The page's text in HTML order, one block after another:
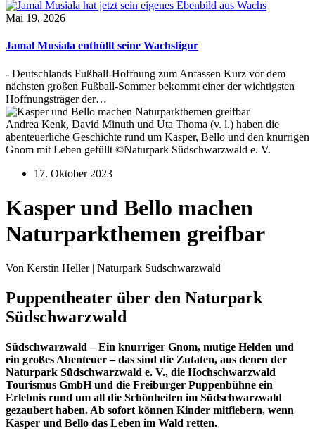
Mai 19, 2026
Jamal Musiala enthüllt seine Wachsfigur
- Deutschlands Fußball-Hoffnung zum Anfassen Kurz vor dem
nächsten großen Fußball-Sommer bekommt einer der wichtigsten
Hoffnungsträger der…
Andrea Kenk, David Minuth und Uta Thoma (v. l.) haben die
abenteuerliche Geschichte rund um Kasper, Bello und den knurrigen
Gnom mit Leben gefüllt ©Naturpark Südschwarzwald e. V.
17. Oktober 2023
Kasper und Bello machen
Naturparkthemen greifbar
Von Kerstin Heller | Naturpark Südschwarzwald
Puppentheater über den Naturpark
Südschwarzwald
Südschwarzwald – Ein knurriger Gnom, mutige Helden und
ein großes Abenteuer – das sind die Zutaten, aus denen der
Naturpark Südschwarzwald e. V., die Hochschwarzwald
Tourismus GmbH und die Freiburger Puppenbühne ein
Erlebnis rund um all die Schönheiten im Südschwarzwald
gezaubert haben. Ab sofort können Kinder mitfiebern, wenn
Kasper und Bello das Leben im Wald retten.